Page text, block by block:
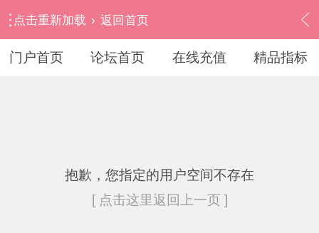
点击重新加载 › 返回首页
门户首页 论坛首页 在线充值 精品指标
抱歉，您指定的用户空间不存在
[ 点击这里返回上一页 ]